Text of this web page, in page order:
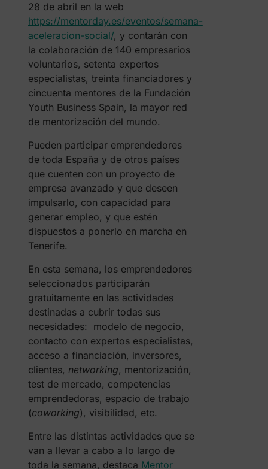
28 de abril en la web
https://mentorday.es/eventos/semana-
aceleracion-social/, y contarán con
la colaboración de 140 empresarios
voluntarios, setenta expertos
especialistas, treinta financiadores y
cincuenta mentores de la Fundación
Youth Business Spain, la mayor red
de mentorización del mundo.
Pueden participar emprendedores
de toda España y de otros países
que cuenten con un proyecto de
empresa avanzado y que deseen
impulsarlo, con capacidad para
generar empleo, y que estén
dispuestos a ponerlo en marcha en
Tenerife.
En esta semana, los emprendedores
seleccionados participarán
gratuitamente en las actividades
destinadas a cubrir todas sus
necesidades: modelo de negocio,
contacto con expertos especialistas,
acceso a financiación, inversores,
clientes, networking, mentorización,
test de mercado, competencias
emprendedoras, espacio de trabajo
(coworking), visibilidad, etc.
Entre las distintas actividades que se
van a llevar a cabo a lo largo de
toda la semana, destaca Mentor